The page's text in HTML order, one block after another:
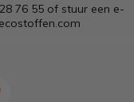
76 55 of stuur een e-